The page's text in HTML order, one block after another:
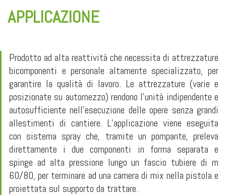
APPLICAZIONE
Prodotto ad alta reattività che necessita di attrezzature
bicomponenti e personale altamente specializzato, per
garantire la qualità di lavoro. Le attrezzature (varie e
posizionate su automezzo) rendono l’unità indipendente e
autosufficiente nell’esecuzione delle opere senza grandi
allestimenti di cantiere. L’applicazione viene eseguita
con sistema spray che, tramite un pompante, preleva
direttamente i due componenti in forma separata e
spinge ad alta pressione lungo un fascio tubiere di m
60/80, per terminare ad una camera di mix nella pistola e
proiettata sul supporto da trattare.